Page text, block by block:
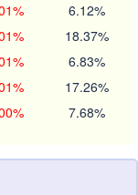
6.12%
18.37%
6.83%
17.26%
7.68%